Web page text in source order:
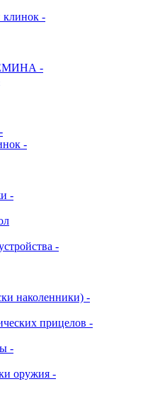
-
-
-
-
-
наколенники) -
прицелов -
-
оружия -